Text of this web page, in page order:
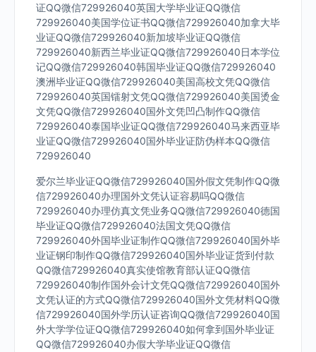
证QQ微信729926040英国大学毕业证QQ微信
729926040美国学位证书QQ微信729926040加拿大毕
业证QQ微信729926040新加坡毕业证QQ微信
729926040新西兰毕业证QQ微信729926040日本学位
记QQ微信729926040韩国毕业证QQ微信729926040
澳洲毕业证QQ微信729926040美国高校文凭QQ微信
729926040英国镭射文凭QQ微信729926040美国烫金
文凭QQ微信729926040国外文凭凹凸制作QQ微信
729926040泰国毕业证QQ微信729926040马来西亚毕
业证QQ微信729926040国外毕业证防伪样本QQ微信
729926040
爱尔兰毕业证QQ微信729926040国外假文凭制作QQ微
信729926040办理国外文凭认证容易吗QQ微信
729926040办理仿真文凭业务QQ微信729926040德国
毕业证QQ微信729926040法国文凭QQ微信
729926040外国毕业证制作QQ微信729926040国外毕
业证钢印制作QQ微信729926040国外毕业证货到付款
QQ微信729926040真实使馆教育部认证QQ微信
729926040制作国外会计文凭QQ微信729926040国外
文凭认证的方式QQ微信729926040国外文凭材料QQ微
信729926040国外学历认证咨询QQ微信729926040国
外大学学位证QQ微信729926040如何拿到国外毕业证
QQ微信729926040办假大学毕业证QQ微信